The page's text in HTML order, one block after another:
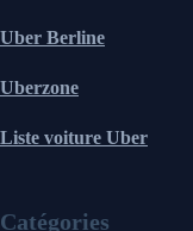
Uber Berline
Uberzone
Liste voiture Uber
Catégories